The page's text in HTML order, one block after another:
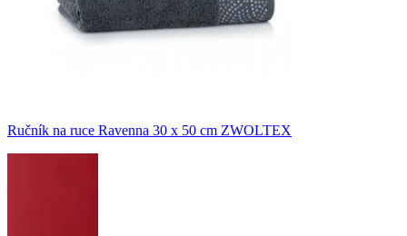
Ručník na ruce Ravenna 30 x 50 cm ZWOLTEX